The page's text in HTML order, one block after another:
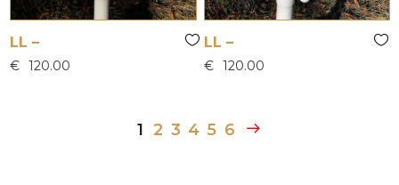
LL –
€ 120.00
LL –
€ 120.00
1 2 3 4 5 6